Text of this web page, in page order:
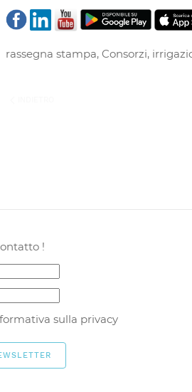
rassegna stampa, Consorzi,
!
sulla privacy